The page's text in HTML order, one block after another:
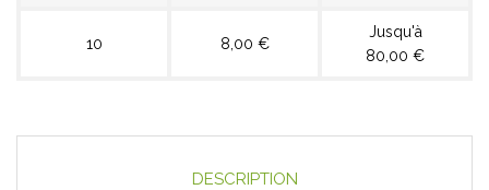
10 8,00 €
Jusqu'à
80,00 €
DESCRIPTION